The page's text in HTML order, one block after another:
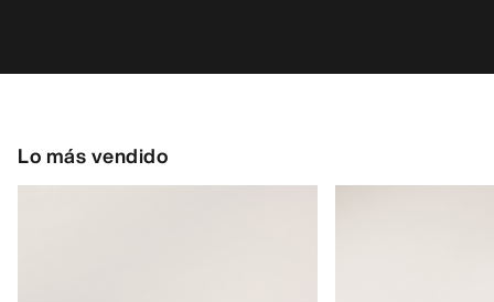
Lo más vendido